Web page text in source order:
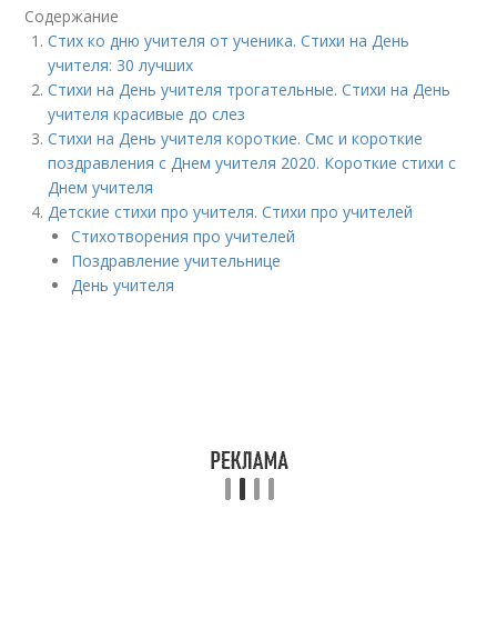
Содержание
Стих ко дню учителя от ученика. Стихи на День
учителя: 30 лучших
Стихи на День учителя трогательные. Стихи на День
учителя красивые до слез
Стихи на День учителя короткие. Смс и короткие
поздравления с Днем учителя 2020. Короткие стихи с
Днем учителя
Детские стихи про учителя. Стихи про учителей
Стихотворения про учителей
Поздравление учительнице
День учителя